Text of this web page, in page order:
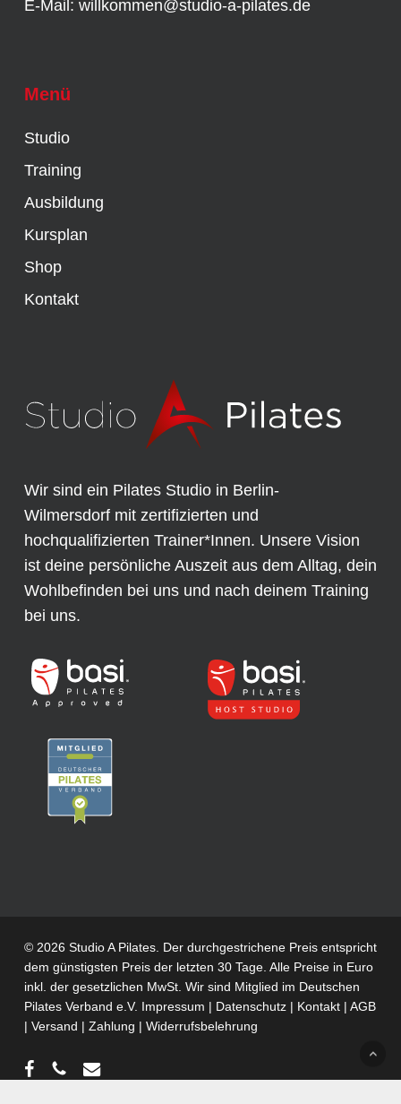
E-Mail: willkommen@studio-a-pilates.de
Menü
Studio
Training
Ausbildung
Kursplan
Shop
Kontakt
Wir sind ein Pilates Studio in Berlin-
Wilmersdorf mit zertifizierten und
hochqualifizierten Trainer*Innen. Unsere Vision
ist deine persönliche Auszeit aus dem Alltag, dein
Wohlbefinden bei uns und nach deinem Training
bei uns.
© 2026 Studio A Pilates. Der durchgestrichene Preis entspricht
dem günstigsten Preis der letzten 30 Tage. Alle Preise in Euro
inkl. der gesetzlichen MwSt. Wir sind Mitglied im Deutschen
Pilates Verband e.V. Impressum | Datenschutz| Kontakt| AGB
| Versand | Zahlung | Widerrufsbelehrung
facebookphoneemail